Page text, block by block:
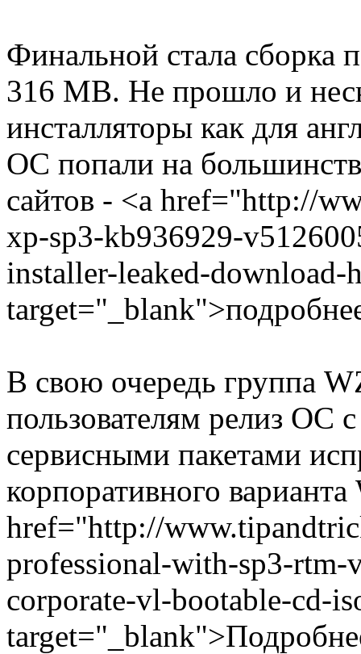
Финальной стала сборка
316 MB. Не прошло и
инсталляторы как для
ОС попали на
сайтов - <a href="http://
xp-sp3-kb936929-
installer-leaked-
В свою очередь группа
пользователям релиз ОС
сервисными пакетами
корпоративного
href="http://
professional-with-sp3-rtm-
corporate-vl-bootable-cd-